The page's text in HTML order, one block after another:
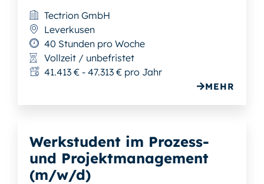
Tectrion GmbH
Leverkusen
40 Stunden pro Woche
Vollzeit / unbefristet
41.413 € - 47.313 € pro Jahr
MEHR
Werkstudent im Prozess-
und Projektmanagement
(m/w/d)